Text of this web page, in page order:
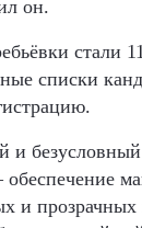
он.
стали
списки
и
и